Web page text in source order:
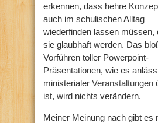
erkennen, dass hehre
auch im schulischen Alltag
wiederfinden lassen müssen,
sie glaubhaft werden. Das
Vorführen toller Powerpoint-
Präsentationen, wie es
ministerialer Veranstaltungen
ist, wird nichts verändern.
Meiner Meinung nach gibt es